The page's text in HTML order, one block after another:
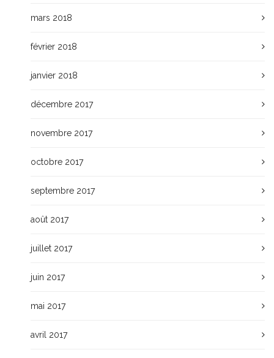
mars 2018
février 2018
janvier 2018
décembre 2017
novembre 2017
octobre 2017
septembre 2017
août 2017
juillet 2017
juin 2017
mai 2017
avril 2017